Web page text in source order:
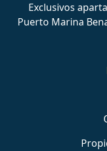
Exclusivos
Puerto Marina